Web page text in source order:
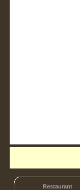
Restaurant